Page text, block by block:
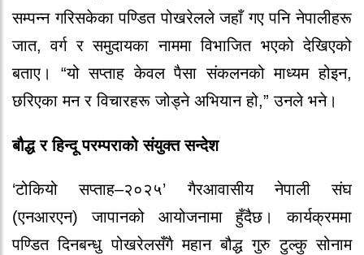
सम्पन्न गरिसकेका पण्डित पोखरेलले जहाँ गए पनि नेपालीहरू
जात, वर्ग र समुदायका नाममा विभाजित भएको देखिएको
बताए। “यो सप्ताह केवल पैसा संकलनको माध्यम होइन,
छरिएका मन र विचारहरू जोड्ने अभियान हो,” उनले भने।
बौद्ध र हिन्दू परम्पराको संयुक्त सन्देश
‘टोकियो सप्ताह–२०२५’ गैरआवासीय नेपाली संघ
(एनआरएन) जापानको आयोजनामा हुँदैछ। कार्यक्रममा
पण्डित दिनबन्धु पोखरेलसँगै महान बौद्ध गुरु टुल्कु सोनाम